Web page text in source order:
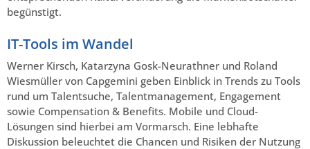
begünstigt.
IT-Tools im Wandel
Werner Kirsch, Katarzyna Gosk-Neurathner und Roland
Wiesmüller von Capgemini geben Einblick in Trends zu Tools
rund um Talentsuche, Talentmanagement, Engagement
sowie Compensation & Benefits. Mobile und Cloud-
Lösungen sind hierbei am Vormarsch. Eine lebhafte
Diskussion beleuchtet die Chancen und Risiken der Nutzung